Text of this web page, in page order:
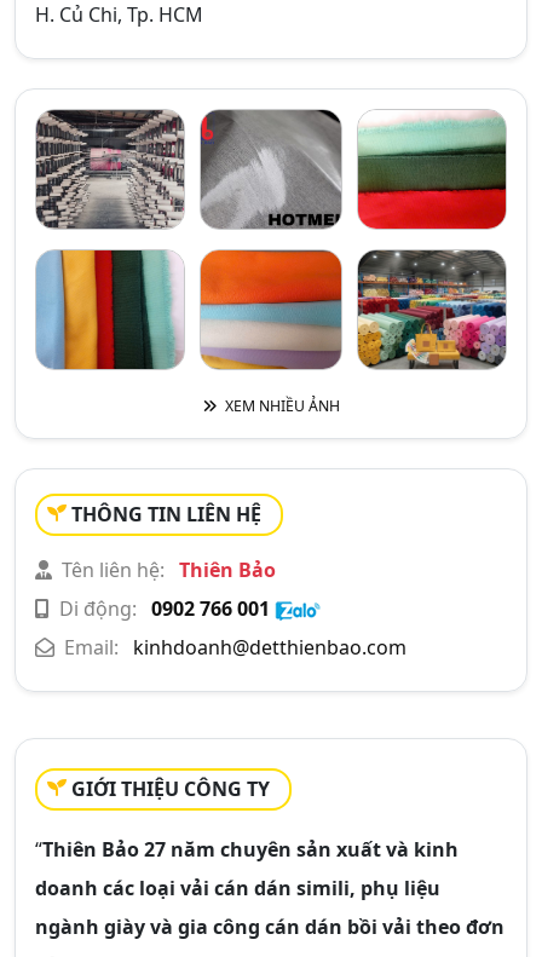
H. Củ Chi, Tp. HCM
XEM NHIỀU ẢNH
THÔNG TIN LIÊN HỆ
Tên liên hệ: Thiên Bảo
Di động: 0902 766 001
Email:
kinhdoanh@detthienbao.com
GIỚI THIỆU CÔNG TY
“Thiên Bảo 27 năm chuyên sản xuất và kinh
doanh các loại vải cán dán simili, phụ liệu
ngành giày và gia công cán dán bồi vải theo đơn